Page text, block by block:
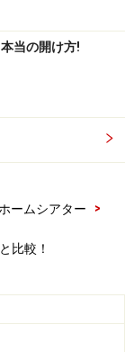
当の開け方!
ホームシアター
>
比較！